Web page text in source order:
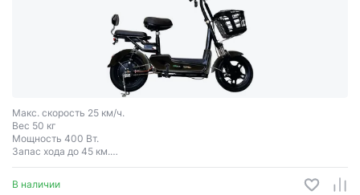
Макс. скорость 25 км/ч.
Вес 50 кг
Мощность 400 Вт.
Запас хода до 45 км.
Грузоподъёмность 120 кг.
В наличии